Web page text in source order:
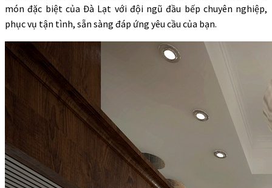
món đặc biệt của Đà Lạt với đội ngũ đầu bếp chuyên nghiệp,
phục vụ tận tình, sẵn sàng đáp ứng yêu cầu của bạn.